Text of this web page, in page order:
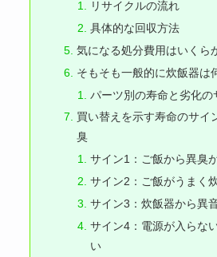
リサイクルの流れ
具体的な回収方法
気になる処分費用はいくら
そもそも一般的に炊飯器は
パーツ別の寿命と劣化の
買い替えを示す寿命のサイ
臭
サイン1：ご飯から異臭
サイン2：ご飯がうまく
サイン3：炊飯器から異
サイン4：電源が入らな
い